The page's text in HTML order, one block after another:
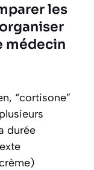
les
médecin
“cortisone”
durée